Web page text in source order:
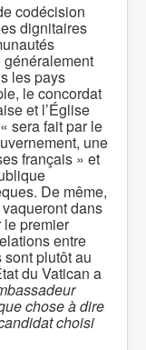
codécision
dignitaires
les pays
le concordat
et l’Église
sera fait par le
une
français » et
De même,
dans
le premier
entre
sont plutôt au
du Vatican a
chose à dire
choisi